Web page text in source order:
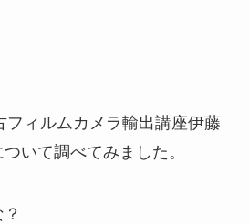
フィルムカメラ輸出講座伊藤
いて調べてみました。